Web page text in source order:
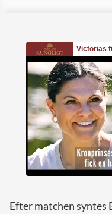
Efter matchen syntes